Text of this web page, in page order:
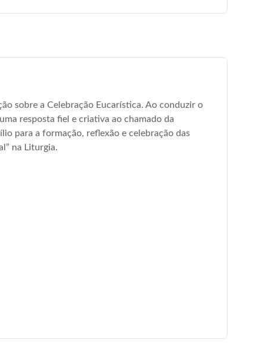
sobre a Celebração Eucarística. Ao conduzir o
resposta fiel e criativa ao chamado da
para a formação, reflexão e celebração das
na Liturgia.